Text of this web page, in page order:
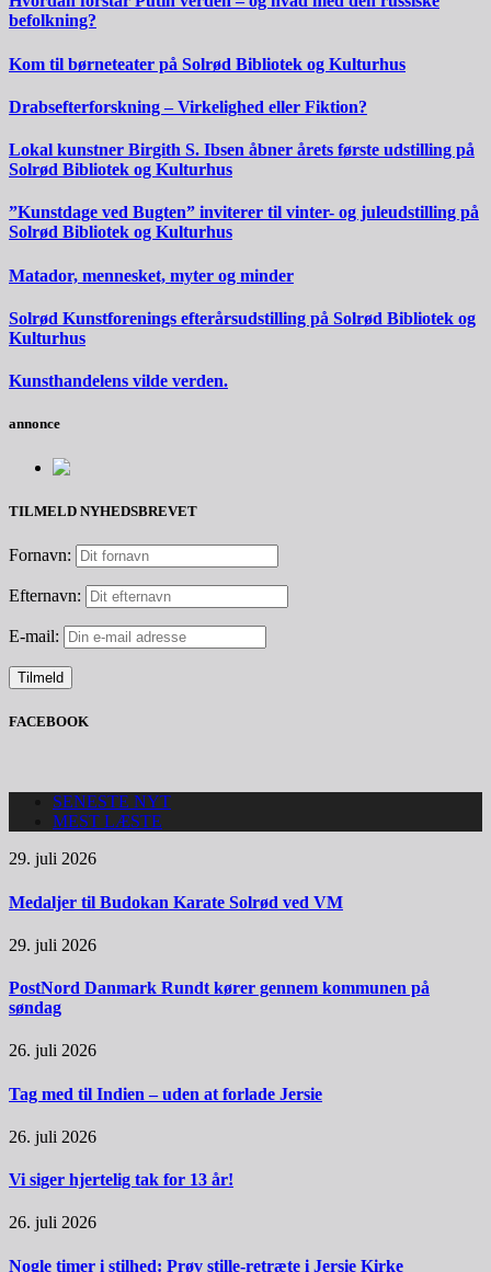
befolkning?
Kom til børneteater på Solrød Bibliotek og Kulturhus
Drabsefterforskning – Virkelighed eller Fiktion?
Lokal kunstner Birgith S. Ibsen åbner årets første udstilling på
Solrød Bibliotek og Kulturhus
”Kunstdage ved Bugten” inviterer til vinter- og juleudstilling på
Solrød Bibliotek og Kulturhus
Matador, mennesket, myter og minder
Solrød Kunstforenings efterårsudstilling på Solrød Bibliotek og
Kulturhus
Kunsthandelens vilde verden.
annonce
TILMELD NYHEDSBREVET
Fornavn:
Efternavn:
E-mail:
FACEBOOK
SENESTE NYT
MEST LÆSTE
29. juli 2026
Medaljer til Budokan Karate Solrød ved VM
29. juli 2026
PostNord Danmark Rundt kører gennem kommunen på
søndag
26. juli 2026
Tag med til Indien – uden at forlade Jersie
26. juli 2026
Vi siger hjertelig tak for 13 år!
26. juli 2026
Nogle timer i stilhed: Prøv stille-retræte i Jersie Kirke